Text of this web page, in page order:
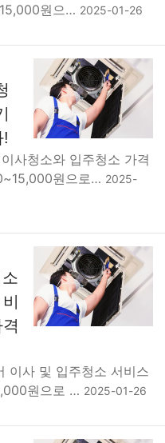
원으… 2025-01-26
사청소와 입주청소 가격
원으로… 2025-
이사 및 입주청소 서비스
원으로 … 2025-01-26